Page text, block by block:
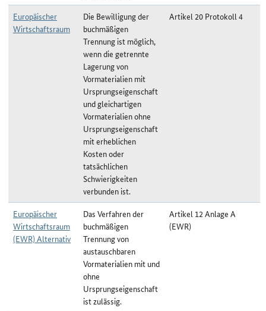
Europäischer
Wirtschaftsraum
Die Bewilligung der
buchmäßigen
Trennung ist möglich,
wenn die getrennte
Lagerung von
Vormaterialien mit
Ursprungseigenschaft
und gleichartigen
Vormaterialien ohne
Ursprungseigenschaft
mit erheblichen
Kosten oder
tatsächlichen
Schwierigkeiten
verbunden ist.
Artikel 20 Protokoll 4
Europäischer
Wirtschaftsraum
(EWR) Alternativ
Das Verfahren der
buchmäßigen
Trennung von
austauschbaren
Vormaterialien mit und
ohne
Ursprungseigenschaft
ist zulässig.
Artikel 12 Anlage A
(EWR)